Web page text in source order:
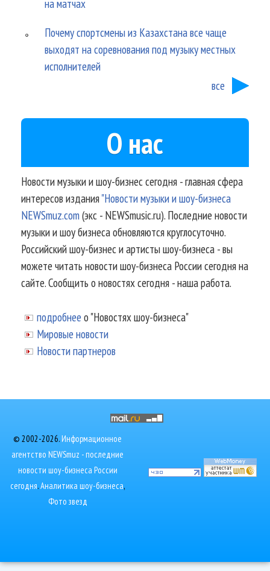
на матчах
Почему спортсмены из Казахстана все чаще
выходят на соревнования под музыку местных
исполнителей
все
О нас
Новости музыки и шоу-бизнес сегодня - главная сфера
интересов издания"Новости музыки и шоу-бизнеса
NEWSmuz.com(экс - NEWSmusic.ru). Последние новости
музыки и шоу бизнеса обновляются круглосуточно.
Российский шоу-бизнес и артисты шоу-бизнеса - вы
можете читать новости шоу-бизнеса России сегодня на
сайте. Сообщить о новостях сегодня - наша работа.
подробнее о "Новостях шоу-бизнеса"
Мировые новости
Новости партнеров
© 2002-2026.Информационное
агентство NEWSmuz - последние
новости шоу-бизнеса России
сегодня.Аналитика шоу-бизнеса,
Фото звезд